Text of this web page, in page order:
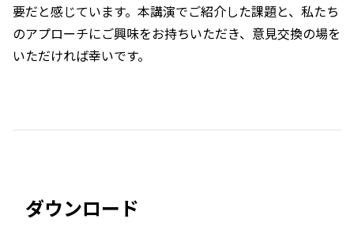
要だと感じています。本講演でご紹介した課題と、私たち
のアプローチにご興味をお持ちいただき、意見交換の場を
いただければ幸いです。
ダウンロード